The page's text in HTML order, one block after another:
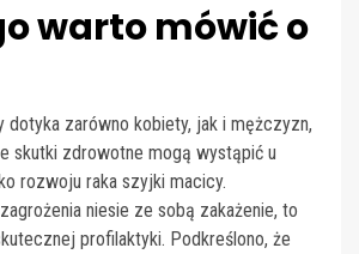
warto mówić o
dotyka zarówno kobiety, jak i mężczyzn,
skutki zdrowotne mogą wystąpić u
rozwoju raka szyjki macicy.
niesie ze sobą zakażenie, to
profilaktyki. Podkreślono, że